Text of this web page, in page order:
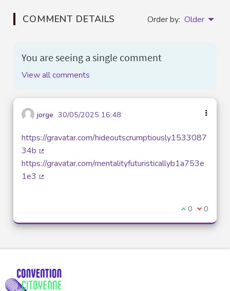
COMMENT DETAILS Order by: Older
You are seeing a single comment
View all comments
jorge 30/05/2025 16:48
https://gravatar.com/hideoutscrumptiously1533087
34b
(External link)
https://gravatar.com/mentalityfuturisticallyb1a753e
1e3
I agree with
0 I 0